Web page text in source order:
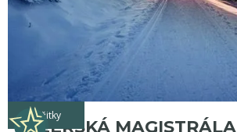
zážitky
JIZERSKÁ MAGISTRÁLA